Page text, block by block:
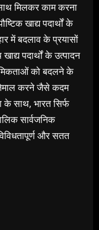
मिलकर काम करना
खाद्य पदार्थों के
में बदलाव के प्रयासों
पदार्थों के उत्पादन
को बदलने के
करने जैसे कदम
के साथ, भारत सिर्फ
सार्वजनिक
और सतत